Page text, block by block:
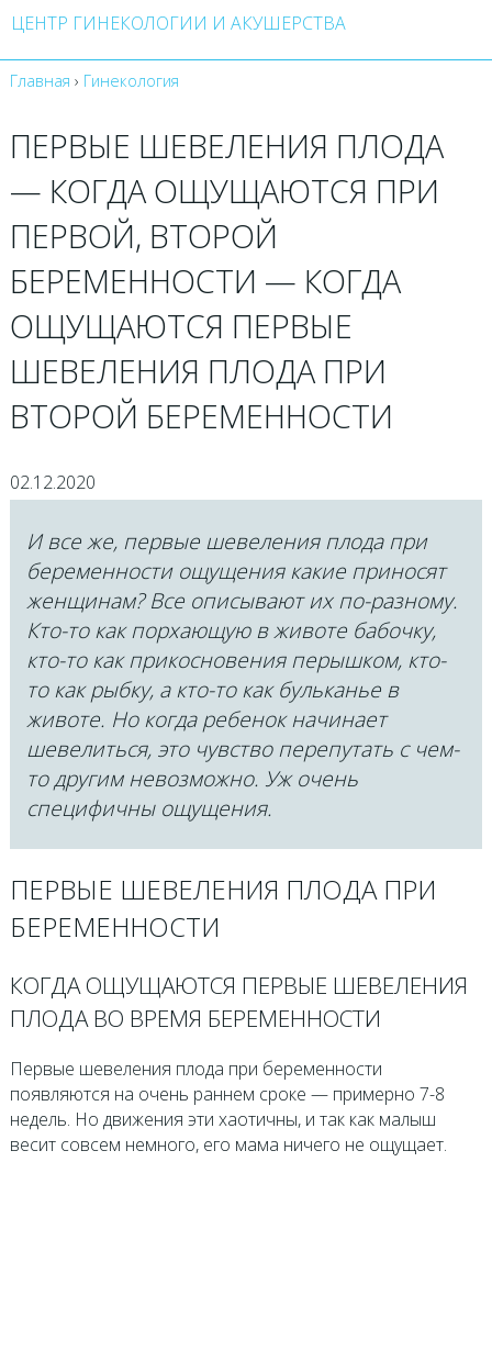
ЦЕНТР ГИНЕКОЛОГИИ И АКУШЕРСТВА
Главная › Гинекология
ПЕРВЫЕ ШЕВЕЛЕНИЯ ПЛОДА
— КОГДА ОЩУЩАЮТСЯ ПРИ
ПЕРВОЙ, ВТОРОЙ
БЕРЕМЕННОСТИ — КОГДА
ОЩУЩАЮТСЯ ПЕРВЫЕ
ШЕВЕЛЕНИЯ ПЛОДА ПРИ
ВТОРОЙ БЕРЕМЕННОСТИ
02.12.2020
И все же, первые шевеления плода при
беременности ощущения какие приносят
женщинам? Все описывают их по-разному.
Кто-то как порхающую в животе бабочку,
кто-то как прикосновения перышком, кто-
то как рыбку, а кто-то как бульканье в
животе. Но когда ребенок начинает
шевелиться, это чувство перепутать с чем-
то другим невозможно. Уж очень
специфичны ощущения.
ПЕРВЫЕ ШЕВЕЛЕНИЯ ПЛОДА ПРИ
БЕРЕМЕННОСТИ
КОГДА ОЩУЩАЮТСЯ ПЕРВЫЕ ШЕВЕЛЕНИЯ
ПЛОДА ВО ВРЕМЯ БЕРЕМЕННОСТИ
Первые шевеления плода при беременности
появляются на очень раннем сроке — примерно 7-8
недель. Но движения эти хаотичны, и так как малыш
весит совсем немного, его мама ничего не ощущает.